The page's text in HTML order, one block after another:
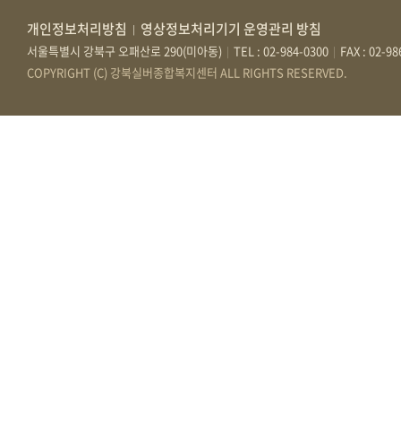
개인정보처리방침 영상정보처리기기 운영관리 방침
서울특별시 강북구 오패산로 290(미아동) | TEL : 02-984-0300 | FAX : 02-
COPYRIGHT (C) 강북실버종합복지센터 ALL RIGHTS RESERVED.